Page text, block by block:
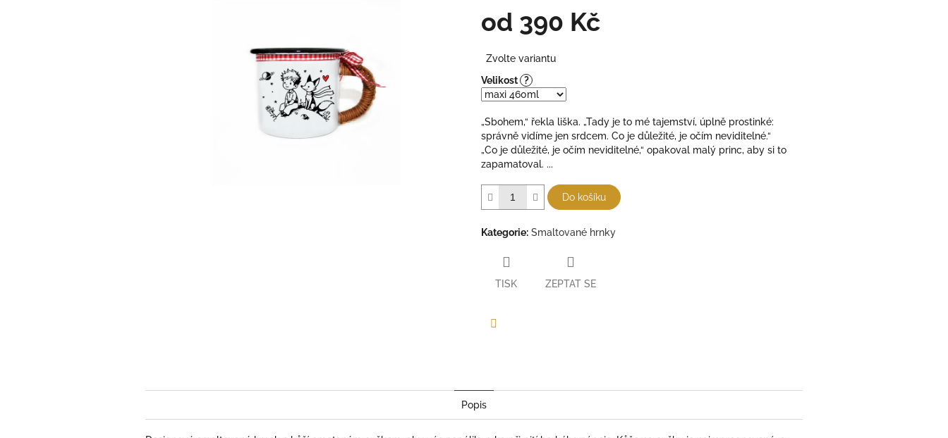
od 390 Kč
cena:
Zvolte variantu
Velikost ?
„Sbohem,“ řekla liška. „Tady je to mé tajemství, úplně prostinké:
správně vidíme jen srdcem. Co je důležité, je očím neviditelné.“
„Co je důležité, je očím neviditelné,“ opakoval malý princ, aby si to
zapamatoval. ...
Do košíku
Kategorie: Smaltované hrnky
TISK ZEPTAT SE
Popis